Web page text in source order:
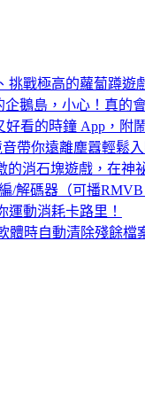
挑戰極高的蘿蔔蹲遊
企鵝島，小心！真的
好看的時鐘 App，附
帶你遠離塵囂輕鬆
的消石塊遊戲，在神
編/解碼器（可播
運動消耗卡路里！
體時自動清除殘餘檔